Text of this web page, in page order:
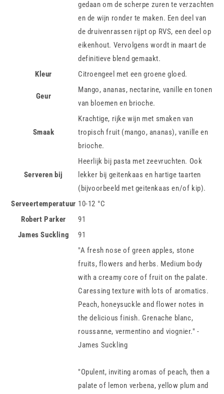
gedaan om de scherpe zuren te verzachten
en de wijn ronder te maken. Een deel van
de druivenrassen rijpt op RVS, een deel op
eikenhout. Vervolgens wordt in maart de
definitieve blend gemaakt.
Kleur
Citroengeel met een groene gloed.
Geur
Mango, ananas, nectarine, vanille en tonen
van bloemen en brioche.
Smaak
Krachtige, rijke wijn met smaken van
tropisch fruit (mango, ananas), vanille en
brioche.
Serveren bij
Heerlijk bij pasta met zeevruchten. Ook
lekker bij geitenkaas en hartige taarten
(bijvoorbeeld met geitenkaas en/of kip).
Serveertemperatuur 10-12 °C
Robert Parker
91
James Suckling
91
"A fresh nose of green apples, stone
fruits, flowers and herbs. Medium body
with a creamy core of fruit on the palate.
Caressing texture with lots of aromatics.
Peach, honeysuckle and flower notes in
the delicious finish. Grenache blanc,
roussanne, vermentino and viognier." -
James Suckling
"Opulent, inviting aromas of peach, then a
palate of lemon verbena, yellow plum and